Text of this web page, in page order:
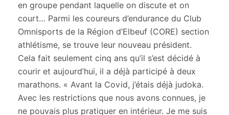
en groupe pendant laquelle on discute et on
court… Parmi les coureurs d’endurance du Club
Omnisports de la Région d’Elbeuf (CORE) section
athlétisme, se trouve leur nouveau président.
Cela fait seulement cinq ans qu’il s’est décidé à
courir et aujourd’hui, il a déjà participé à deux
marathons. « Avant la Covid, j’étais déjà judoka.
Avec les restrictions que nous avons connues, je
ne pouvais plus pratiquer en intérieur. Je me suis